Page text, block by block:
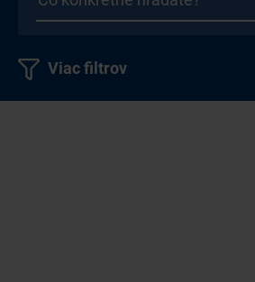
Viac filtrov